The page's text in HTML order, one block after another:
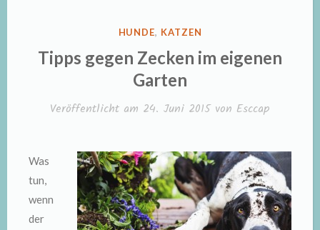
VERÖFFENTLICHT
HUNDE, KATZEN
Tipps gegen Zecken im eigenen
Garten
Veröffentlicht am 24. Juni 2015von Esccap
Was
tun,
wenn
der